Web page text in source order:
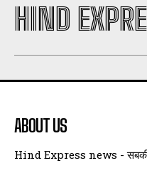
HIND
ABOUT US
Hind Express news -